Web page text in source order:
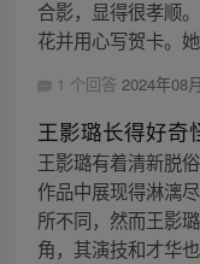
合影，显得很孝顺
花并用心写贺卡。
1 个回答 2024年08
王影璐长得好奇
王影璐有着清新脱
作品中展现得淋漓
所不同，然而王影
角，其演技和才华